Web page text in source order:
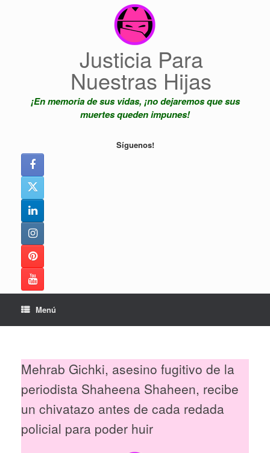
Justicia Para
Nuestras Hijas
¡En memoria de sus vidas, ¡no dejaremos que sus
muertes queden impunes!
Síguenos!
Menú
Mehrab Gichki, asesino fugitivo de la
periodista Shaheena Shaheen, recibe
un chivatazo antes de cada redada
policial para poder huir